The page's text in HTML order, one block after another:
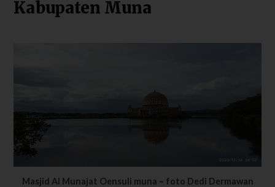
Kabupaten Muna
Masjid Al Munajat Oensuli muna – foto Dedi Dermawan